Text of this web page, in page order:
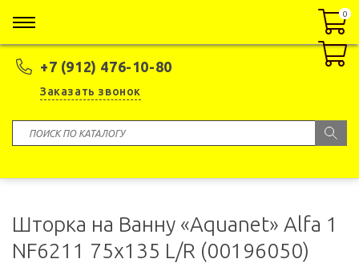
+7 (912) 476-10-80
Заказать звонок
0
0
Шторка на Ванну «Aquanet» Alfa 1
NF6211 75x135 L/R (00196050)